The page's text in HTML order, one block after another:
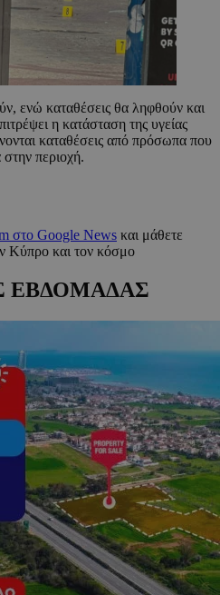
ενώ καταθέσεις θα ληφθούν και
η κατάσταση της υγείας
καταθέσεις από πρόσωπα που
περιοχή.
στο Google News και μάθετε
Κύπρο και τον κόσμο
ΕΒΔΟΜΑΔΑΣ